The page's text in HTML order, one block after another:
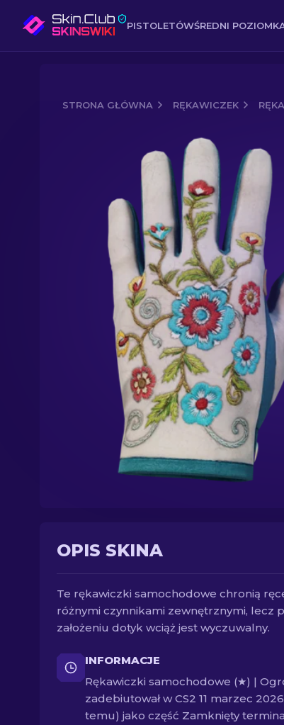
PISTOLETÓWŚREDNI POZIOM
STRONA GŁÓWNA RĘKAWICZEK
Rękawiczki
OPIS SKINA
Te rękawiczki samochodowe chronią
różnymi czynnikami zewnętrznymi, lecz
założeniu dotyk wciąż jest wyczuwalny.
INFORMACJE
Rękawiczki samochodowe (★) |
zadebiutował w CS2 11 marzec
temu) jako część Zamknięty